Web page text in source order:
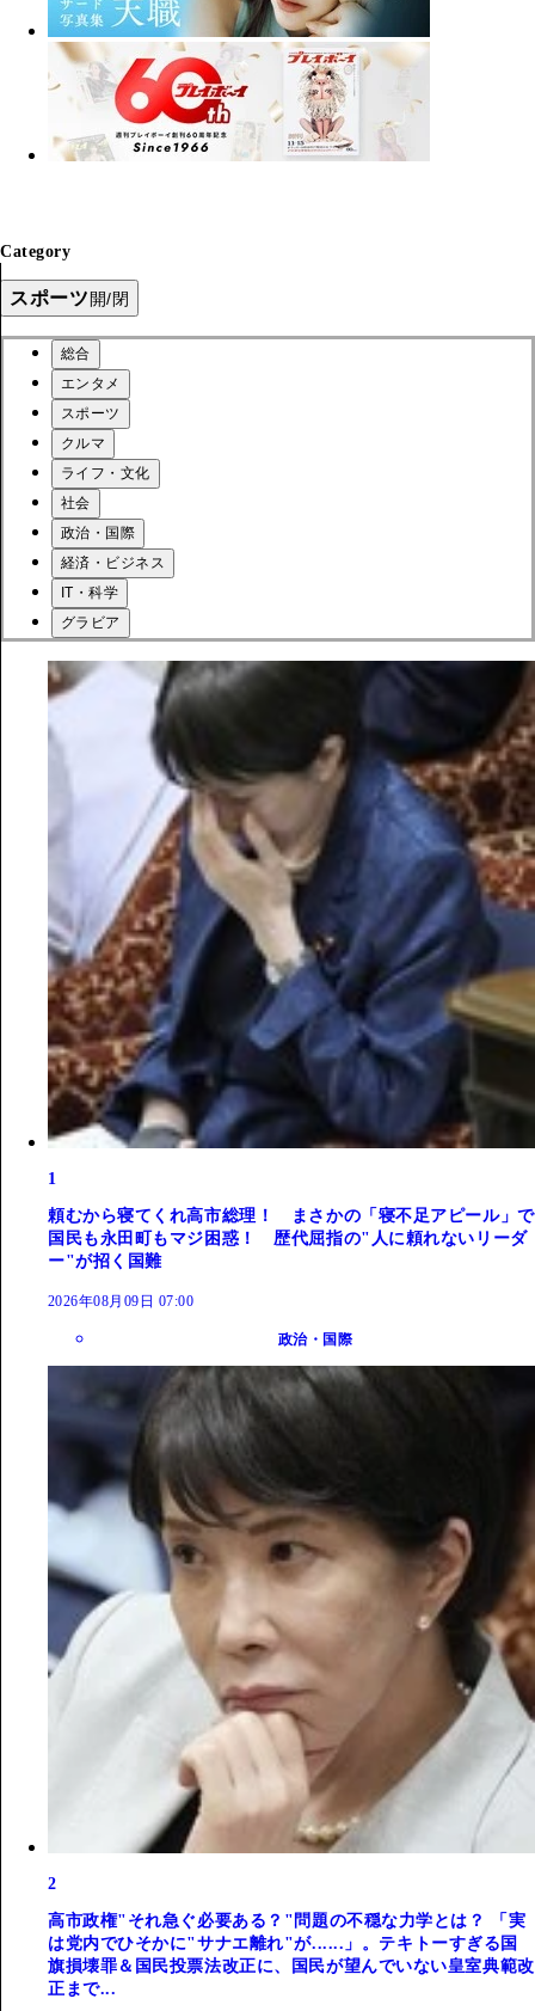
Category
スポーツ開/閉
総合
エンタメ
スポーツ
クルマ
ライフ・文化
社会
政治・国際
経済・ビジネス
IT・科学
グラビア
1
頼むから寝てくれ高市総理！ まさかの「寝不足アピール」で
国民も永田町もマジ困惑！ 歴代屈指の"人に頼れないリーダ
ー"が招く国難
2026年08月09日 07:00
政治・国際
2
高市政権"それ急ぐ必要ある？"問題の不穏な力学とは？ 「実
は党内でひそかに"サナエ離れ"が......」。テキトーすぎる国
旗損壊罪＆国民投票法改正に、国民が望んでいない皇室典範改
正まで...